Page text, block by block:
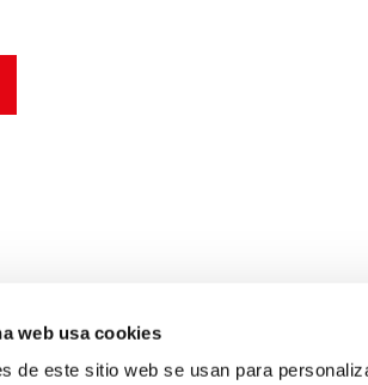
web usa cookies
de este sitio web se usan para